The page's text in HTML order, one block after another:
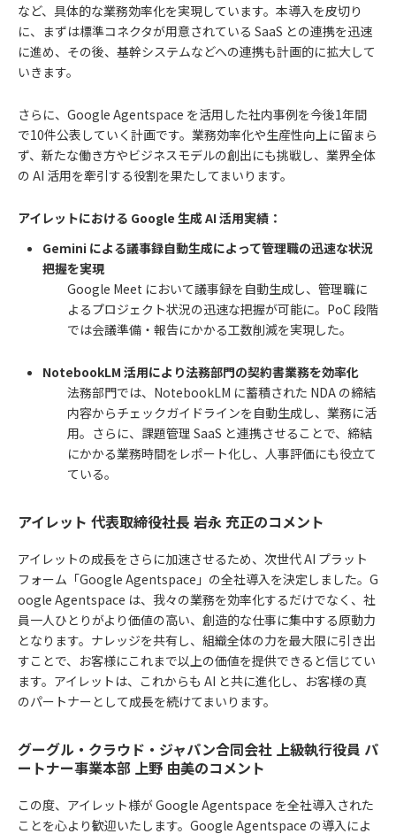
など、具体的な業務効率化を実現しています。本導入を皮切り
に、まずは標準コネクタが用意されている SaaS との連携を迅速
に進め、その後、基幹システムなどへの連携も計画的に拡大して
いきます。
さらに、Google Agentspace を活用した社内事例を今後1年間
で10件公表していく計画です。業務効率化や生産性向上に留まら
ず、新たな働き方やビジネスモデルの創出にも挑戦し、業界全体
の AI 活用を牽引する役割を果たしてまいります。
アイレットにおける Google 生成 AI 活用実績：
Gemini による議事録自動生成によって管理職の迅速な状況
把握を実現
Google Meet において議事録を自動生成し、管理職に
よるプロジェクト状況の迅速な把握が可能に。PoC 段階
では会議準備・報告にかかる工数削減を実現した。
NotebookLM 活用により法務部門の契約書業務を効率化
法務部門では、NotebookLM に蓄積された NDA の締結
内容からチェックガイドラインを自動生成し、業務に活
用。さらに、課題管理 SaaS と連携させることで、締結
にかかる業務時間をレポート化し、人事評価にも役立て
ている。
アイレット 代表取締役社長 岩永 充正のコメント
アイレットの成長をさらに加速させるため、次世代 AI プラット
フォーム「Google Agentspace」の全社導入を決定しました。G
oogle Agentspace は、我々の業務を効率化するだけでなく、社
員一人ひとりがより価値の高い、創造的な仕事に集中する原動力
となります。ナレッジを共有し、組織全体の力を最大限に引き出
すことで、お客様にこれまで以上の価値を提供できると信じてい
ます。アイレットは、これからも AI と共に進化し、お客様の真
のパートナーとして成長を続けてまいります。
グーグル・クラウド・ジャパン合同会社 上級執行役員 パ
ートナー事業本部 上野 由美のコメント
この度、アイレット様が Google Agentspace を全社導入された
ことを心より歓迎いたします。Google Agentspace の導入によ